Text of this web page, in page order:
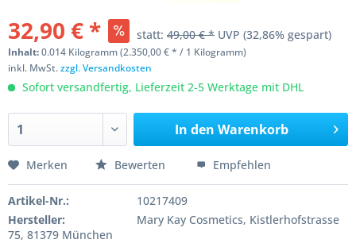
32,90 € * statt: 49,00 € * UVP (32,86% gespart)
Inhalt:0.014 Kilogramm (2.350,00 € * / 1 Kilogramm)
inkl. MwSt.zzgl. Versandkosten
Sofort versandfertig, Lieferzeit 2-5 Werktage mit DHL
In den Warenkorb
Merken Bewerten Empfehlen
Artikel-Nr.:
10217409
Hersteller:
Mary Kay Cosmetics, Kistlerhofstrasse
75, 81379 München